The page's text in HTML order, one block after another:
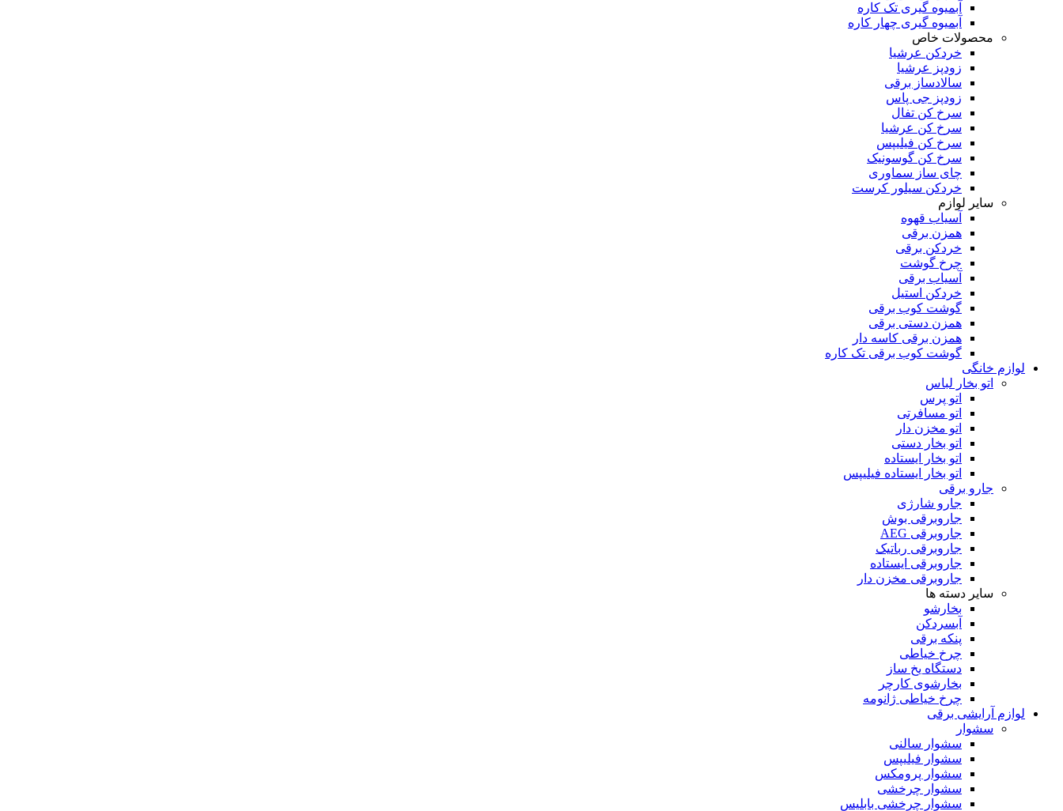
آبمیوه گیری تک کاره
آبمیوه گیری چهار کاره
محصولات خاص
خردکن عرشیا
زودپز عرشیا
سالادساز برقی
زودپز جی پاس
سرخ کن تفال
سرخ کن عرشیا
سرخ کن فیلیپس
سرخ کن گوسونیک
چای ساز سماوری
خردکن سیلور کرست
سایر لوازم
آسیاب قهوه
همزن برقی
خردکن برقی
چرخ گوشت
آسیاب برقی
خردکن استیل
گوشت کوب برقی
همزن دستی برقی
همزن برقی کاسه دار
گوشت کوب برقی تک کاره
لوازم خانگی
اتو بخار لباس
اتو پرس
اتو مسافرتی
اتو مخزن دار
اتو بخار دستی
اتو بخار ایستاده
اتو بخار ایستاده فیلیپس
جارو برقی
جارو شارژی
جاروبرقی بوش
جاروبرقی AEG
جاروبرقی رباتیک
جاروبرقی ایستاده
جاروبرقی مخزن دار
سایر دسته ها
بخارشو
آبسردکن
پنکه برقی
چرخ خیاطی
دستگاه یخ ساز
بخارشوی کارچر
چرخ خیاطی ژانومه
لوازم آرایشی برقی
سشوار
سشوار سالنی
سشوار فیلیپس
سشوار پرومکس
سشوار چرخشی
سشوار چرخشی بابلیس